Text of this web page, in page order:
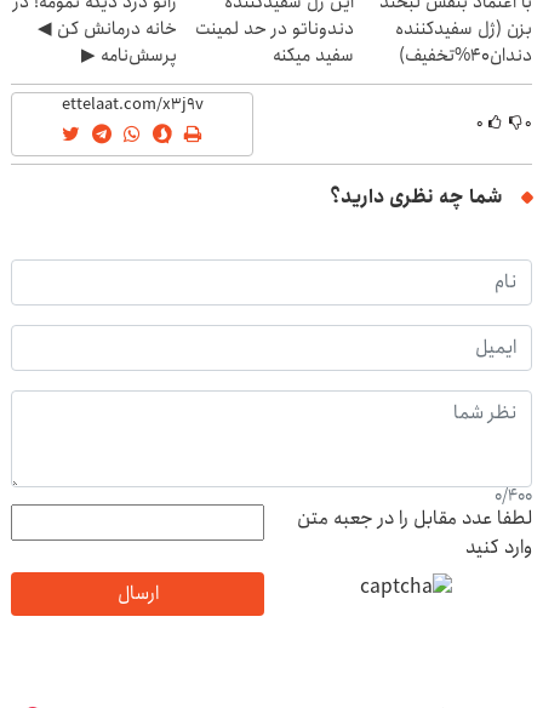
بزن (ژل سفیدکننده
دندان40%تخفیف)
دندوناتو در حد لمینت
سفید میکنه
(40%تخفیف)
خانه درمانش کن ◀
پرسش‌نامه ▶
۰ ۰
شما چه نظری دارید؟
0/400
لطفا عدد مقابل را در جعبه متن
وارد کنید
ارسال